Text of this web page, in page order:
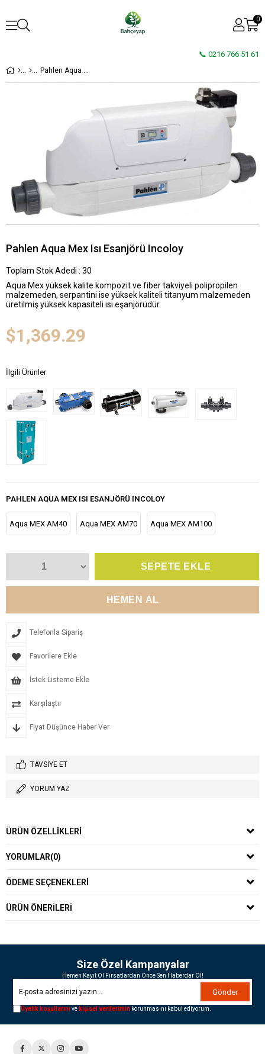
0
📞 0216 766 51 61
Pahlen Aqua Mex Isı Esanjörü Incoloy
Pahlen Aqua Mex Isı Esanjörü Incoloy
Toplam Stok Adedi : 30
Aqua Mex yüksek kalite kompozit ve fiber takviyeli polipropilen
malzemeden, serpantini ise yüksek kaliteli titanyum malzemeden
üretilmiş yüksek kapasiteli ısı eşanjörüdür.
$1,369.29
İlgili Ürünler
PAHLEN AQUA MEX ISI ESANJÖRÜ INCOLOY
Aqua MEX AM40 Aqua MEX AM70 Aqua MEX AM100
Telefonla Sipariş
Favorilere Ekle
İstek Listeme Ekle
Karşılaştır
Fiyat Düşünce Haber Ver
TAVSIYE ET
YORUM YAZ
ÜRÜN ÖZELLIKLERI
YORUMLAR(0)
ÖDEME SEÇENEKLERI
ÜRÜN ÖNERILERI
Size Özel Kampanyalar
Hemen Kayıt Ol Fırsatlardan Önce Sen Haberdar Ol!
Gönder
Üyelik koşullarınıve kişisel verilerimin korunmasını kabul ediyorum.